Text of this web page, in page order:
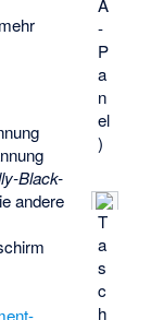
A
-
P
a
n
el
)
T
a
s
c
h
Black-
andere